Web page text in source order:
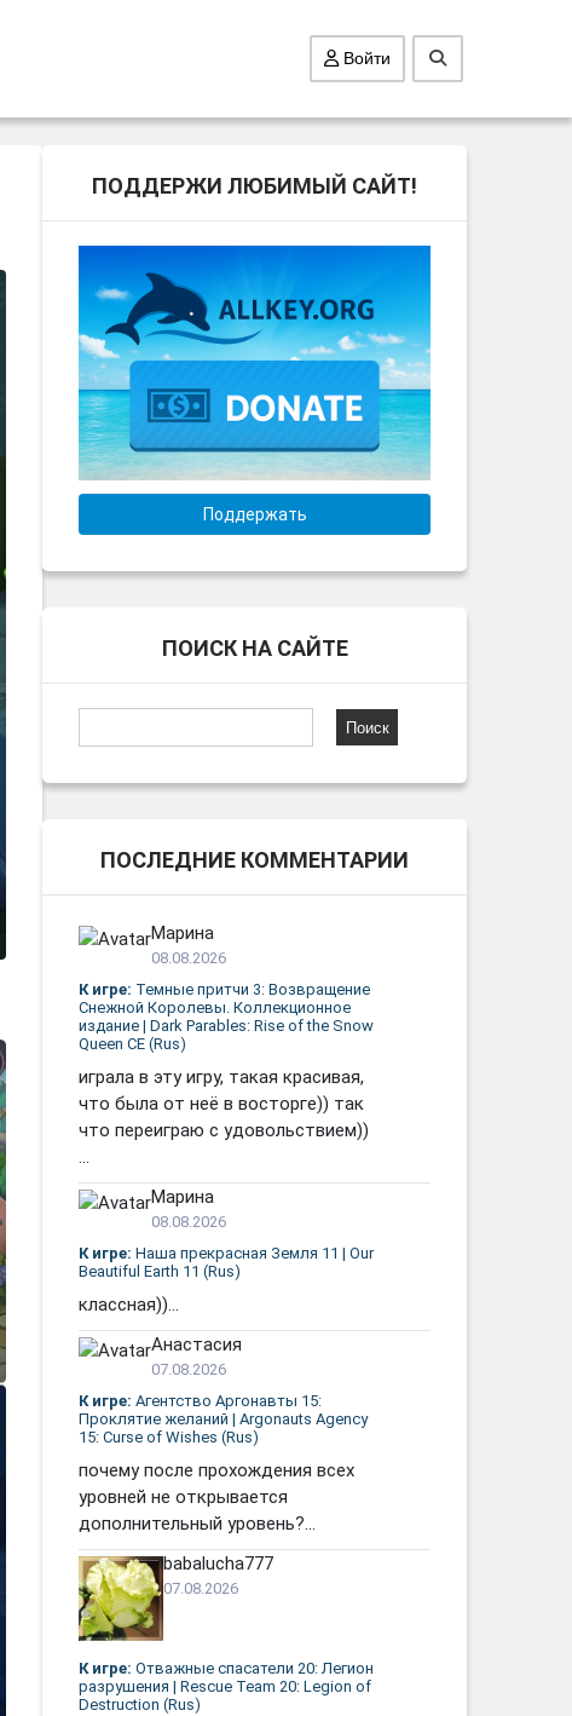
Войти
ПОДДЕРЖИ ЛЮБИМЫЙ САЙТ!
Поддержать
ПОИСК НА САЙТЕ
ПОСЛЕДНИЕ КОММЕНТАРИИ
Марина
08.08.2026
К игре: Темные притчи 3: Возвращение
Снежной Королевы. Коллекционное
издание | Dark Parables: Rise of the Snow
Queen CE (Rus)
играла в эту игру, такая красивая,
что была от неё в восторге)) так
что переиграю с удовольствием))
...
Марина
08.08.2026
К игре: Наша прекрасная Земля 11 | Our
Beautiful Earth 11 (Rus)
классная))...
Анастасия
07.08.2026
К игре: Агентство Аргонавты 15:
Проклятие желаний | Argonauts Agency
15: Curse of Wishes (Rus)
почему после прохождения всех
уровней не открывается
дополнительный уровень?...
babalucha777
07.08.2026
К игре: Отважные спасатели 20: Легион
разрушения | Rescue Team 20: Legion of
Destruction (Rus)